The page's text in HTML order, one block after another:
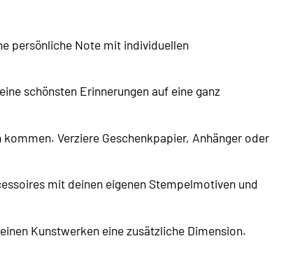
persönliche Note mit individuellen
schönsten Erinnerungen auf eine ganz
Verziere Geschenkpapier, Anhänger oder
mit deinen eigenen Stempelmotiven und
Kunstwerken eine zusätzliche Dimension.